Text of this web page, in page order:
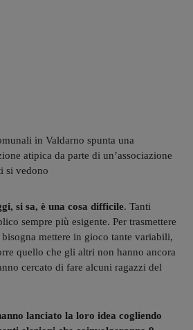
in Valdarno spunta una
atipica da parte di un’associazione
si vedono
si sa, è una cosa difficile. Tanti
sempre più esigente. Per trasmettere
mettere in gioco tante variabili,
quello che gli altri non hanno ancora
cercato di fare alcuni ragazzi del
lanciato la loro idea cogliendo